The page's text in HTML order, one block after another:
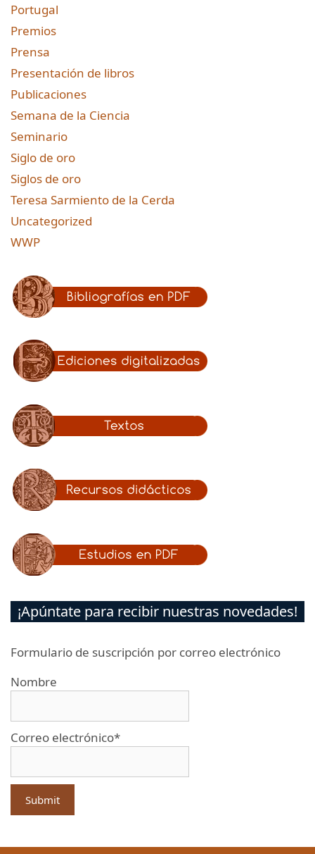
Portugal
Premios
Prensa
Presentación de libros
Publicaciones
Semana de la Ciencia
Seminario
Siglo de oro
Siglos de oro
Teresa Sarmiento de la Cerda
Uncategorized
WWP
¡Apúntate para recibir nuestras novedades!
Formulario de suscripción por correo electrónico
Nombre
Correo electrónico*